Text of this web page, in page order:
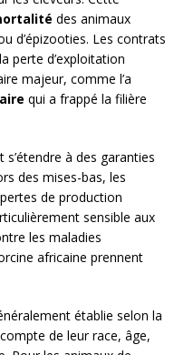
des animaux
d’épizooties. Les contrats
perte d’exploitation
majeur, comme l’a
qui a frappé la filière
à des garanties
des mises-bas, les
de production
sensible aux
les maladies
africaine prennent
établie selon la
de leur race, âge,